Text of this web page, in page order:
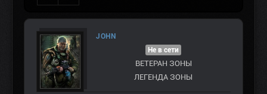
JOHN
Не в сети
ВЕТЕРАН ЗOНЫ
ЛЕГЕНДА ЗОНЫ